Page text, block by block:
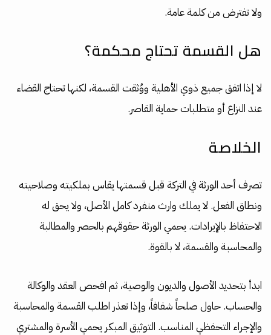
ولا تفترض من كلمة عامة.
هل القسمة تحتاج محكمة؟
لا إذا اتفق جميع ذوي الأهلية ووُثقت القسمة، لكنها تحتاج القضاء
عند النزاع أو متطلبات حماية القاصر.
الخلاصة
تصرف أحد الورثة في التركة قبل قسمتها يقاس بملكيته وصلاحيته
ونطاق الفعل. لا يملك وارث منفرد كامل الأصل، ولا يحق له
الاحتفاظ بالإيرادات. يحمي الورثة حقوقهم بالحصر والمطالبة
والمحاسبة والقسمة، لا بالقوة.
ابدأ بتحديد الأصول والديون والوصية، ثم افحص العقد والوكالة
والحساب. حاول صلحاً شفافاً، وإذا تعذر اطلب القسمة والمحاسبة
والإجراء التحفظي المناسب. التوثيق المبكر يحمي الأسرة والمشتري